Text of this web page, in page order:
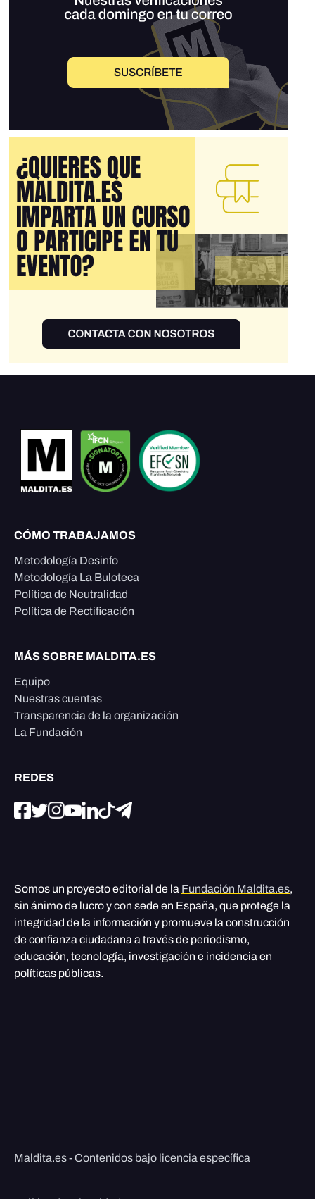
CÓMO TRABAJAMOS
Metodología Desinfo
Metodología La Buloteca
Política de Neutralidad
Política de Rectificación
MÁS SOBRE MALDITA.ES
Equipo
Nuestras cuentas
Transparencia de la organización
La Fundación
REDES
Somos un proyecto editorial de la Fundación Maldita.es,
sin ánimo de lucro y con sede en España, que protege la
integridad de la información y promueve la construcción
de confianza ciudadana a través de periodismo,
educación, tecnología, investigación e incidencia en
políticas públicas.
Maldita.es - Contenidos bajo licencia específica